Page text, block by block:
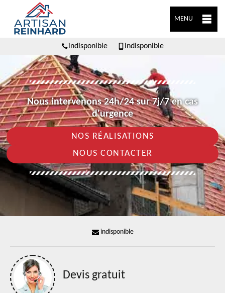
MENU
indisponible indisponible
Nous intervenons 24h/24 sur 7j/7 en cas
d'urgence
NOS RÉALISATIONS
NOUS CONTACTER
indisponible
Devis gratuit